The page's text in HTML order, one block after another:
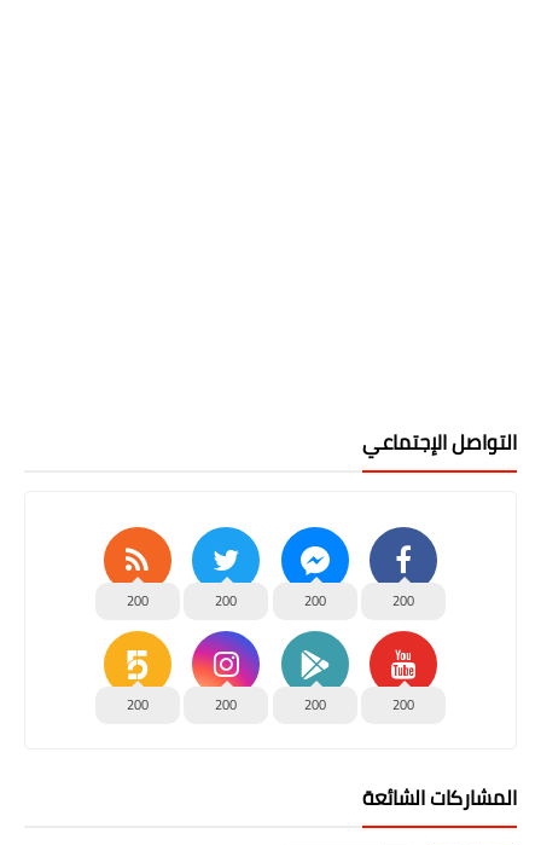
التواصل الإجتماعي
200
200
200
200
200
200
200
200
المشاركات الشائعة